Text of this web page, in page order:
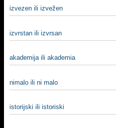
izvezen ili izvežen
izvrstan ili izvrsan
akademija ili akademia
nimalo ili ni malo
istorijski ili istoriski